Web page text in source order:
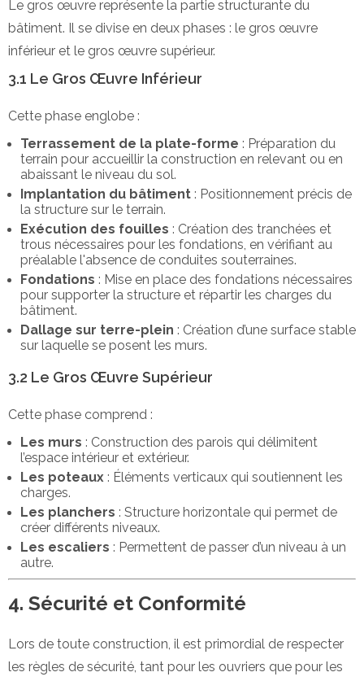
Le gros œuvre représente la partie structurante du
bâtiment. Il se divise en deux phases : le gros œuvre
inférieur et le gros œuvre supérieur.
3.1 Le Gros Œuvre Inférieur
Cette phase englobe :
Terrassement de la plate-forme : Préparation du
terrain pour accueillir la construction en relevant ou en
abaissant le niveau du sol.
Implantation du bâtiment : Positionnement précis de
la structure sur le terrain.
Exécution des fouilles : Création des tranchées et
trous nécessaires pour les fondations, en vérifiant au
préalable l'absence de conduites souterraines.
Fondations : Mise en place des fondations nécessaires
pour supporter la structure et répartir les charges du
bâtiment.
Dallage sur terre-plein : Création d’une surface stable
sur laquelle se posent les murs.
3.2 Le Gros Œuvre Supérieur
Cette phase comprend :
Les murs : Construction des parois qui délimitent
l’espace intérieur et extérieur.
Les poteaux : Éléments verticaux qui soutiennent les
charges.
Les planchers : Structure horizontale qui permet de
créer différents niveaux.
Les escaliers : Permettent de passer d’un niveau à un
autre.
4. Sécurité et Conformité
Lors de toute construction, il est primordial de respecter
les règles de sécurité, tant pour les ouvriers que pour les